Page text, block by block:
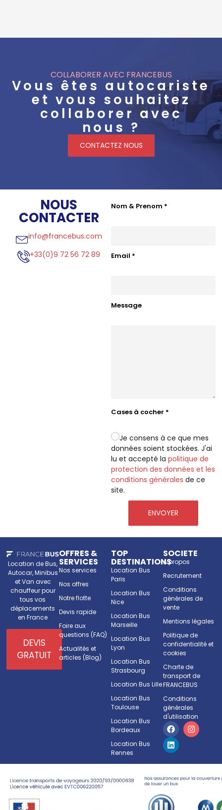
COLLABORER AVEC FRANCEBUS
Vous êtes autocariste
et vous souhaitez
collaborer avec
nous ?
CONTACTEZ NOUS
NOUS
CONTACTER
info@francebus.com
+33(0)9 72 56 72 89
Nom & Prenom *
Email *
Message
Cases à cocher *
Je consens à ce que mes
données soient stockées. J'ai
lu et accepté la politique de
protection des données et les
conditions générales de ce
site.
ENVOYER
Location de Bus,
Autocar, Minibus
et Van avec
chauffeur pour
tous vos
déplacements
en France
DEVIS
GRATUIT
OFFRES &
SERVICES
Nos services
Nos offres
Notre flotte
Devis rapide
Foire aux
questions (FAQ)
Actualités et
articles (Blog)
TOP
DESTINATIONS
Location Bus
Paris
Location Bus
Nice
Location Bus
Marseille
Location Bus
Lyon
Location Bus
Strasbourg
Location Bus Lille
Location Bus
Toulouse
Location Bus
Bordeaux
Location Bus
Rennes
SOCIETE
A propos
Recrutement
Conditions
générales de
vente
Mentions légales
Politique de
confidentialité et
cookies
Charte de
transport de
FRANCEBUS
Conditions
générales
d'utilisation